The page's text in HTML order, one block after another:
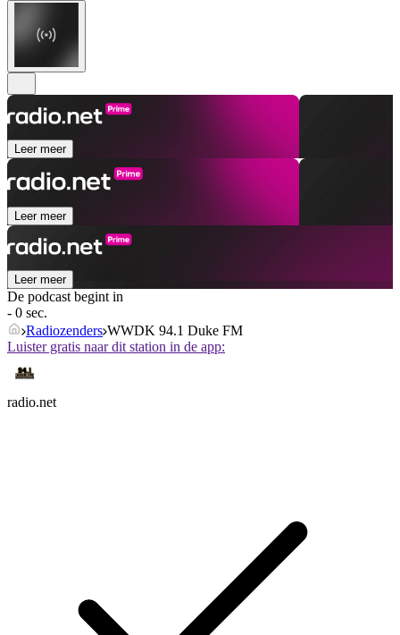
Leer meer
Leer meer
Leer meer
De podcast begint in
- 0 sec.
Radiozenders WWDK 94.1 Duke FM
Luister gratis naar dit station in de app:
radio.net